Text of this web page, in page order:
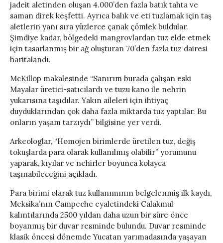
jadeit aletinden oluşan 4.000’den fazla batık tahta ve
saman direk keşfetti. Ayrıca balık ve eti tuzlamak için taş
aletlerin yanı sıra yüzlerce çanak çömlek buldular.
Şimdiye kadar, bölgedeki mangrovlardan tuz elde etmek
için tasarlanmış bir ağ oluşturan 70’den fazla tuz dairesi
haritalandı.
McKillop makalesinde “Sanırım burada çalışan eski
Mayalar üretici-satıcılardı ve tuzu kano ile nehrin
yukarısına taşıdılar. Yakın aileleri için ihtiyaç
duyduklarından çok daha fazla miktarda tuz yaptılar. Bu
onların yaşam tarzıydı” bilgisine yer verdi.
Arkeologlar, “Homojen birimlerde üretilen tuz, değiş
tokuşlarda para olarak kullanılmış olabilir” yorumunu
yaparak, kıyılar ve nehirler boyunca kolayca
taşınabileceğini açıkladı.
Para birimi olarak tuz kullanımının belgelenmiş ilk kaydı,
Meksika’nın Campeche eyaletindeki Calakmul
kalıntılarında 2500 yıldan daha uzun bir süre önce
boyanmış bir duvar resminde bulundu. Duvar resminde
klasik öncesi dönemde Yucatan yarımadasında yaşayan